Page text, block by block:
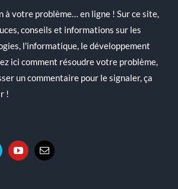
à votre problème… en ligne ! Sur ce site,
conseils et informations sur les
l'informatique, le développement
ici comment résoudre votre problème,
un commentaire pour le signaler, ça
!